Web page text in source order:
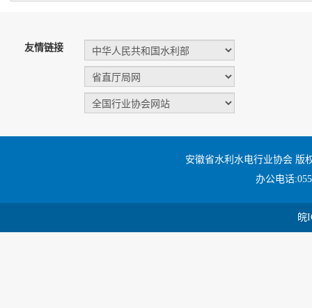
友情链接
安徽省水利水电行业协会 版
办公电话
皖